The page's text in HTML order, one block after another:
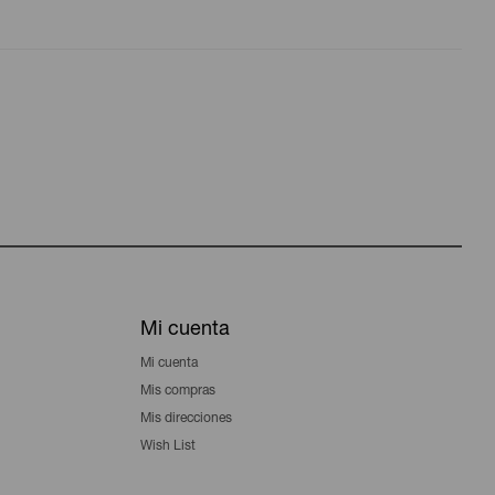
Mi cuenta
Mi cuenta
Mis compras
Mis direcciones
Wish List